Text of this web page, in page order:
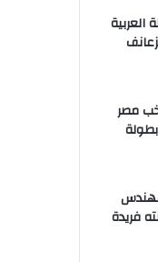
العربية
مصر
فريدة